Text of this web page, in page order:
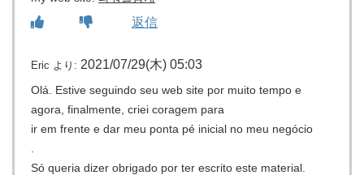
返信
Eric より: 2021/07/29(木) 05:03
Olá. Estive seguindo seu web site por muito tempo e
agora, finalmente, criei coragem para
ir em frente e dar meu ponta pé inicial no meu negócio
Só queria dizer obrigado por ter escrito este material.